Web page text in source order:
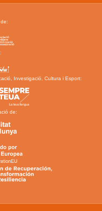
Investigació, Cultura i Esport:
de: